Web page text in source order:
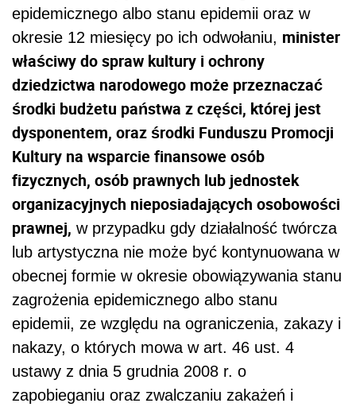
epidemicznego albo stanu epidemii oraz w
okresie 12 miesięcy po ich odwołaniu, minister
właściwy do spraw kultury i ochrony
dziedzictwa narodowego może przeznaczać
środki budżetu państwa z części, której jest
dysponentem, oraz środki Funduszu Promocji
Kultury na wsparcie finansowe osób
fizycznych, osób prawnych lub jednostek
organizacyjnych nieposiadających osobowości
prawnej, w przypadku gdy działalność twórcza
lub artystyczna nie może być kontynuowana w
obecnej formie w okresie obowiązywania stanu
zagrożenia epidemicznego albo stanu
epidemii, ze względu na ograniczenia, zakazy i
nakazy, o których mowa w art. 46 ust. 4
ustawy z dnia 5 grudnia 2008 r. o
zapobieganiu oraz zwalczaniu zakażeń i